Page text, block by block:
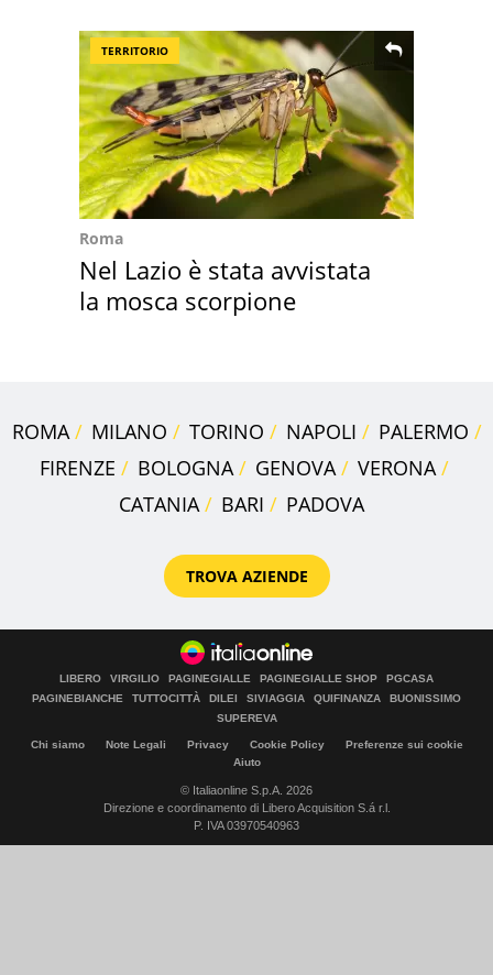
TERRITORIO
Roma
Nel Lazio è stata avvistata
la mosca scorpione
ROMA MILANO TORINO NAPOLI
PALERMO
FIRENZE
BOLOGNA GENOVA
VERONA
CATANIA
BARI PADOVA
TROVA AZIENDE
LIBERO VIRGILIO PAGINEGIALLE PAGINEGIALLE SHOP
PGCASA
PAGINEBIANCHE
TUTTOCITTÀ DILEI SIVIAGGIA QUIFINANZA
BUONISSIMO
SUPEREVA
Chi siamo Note Legali Privacy Cookie Policy
Preferenze sui cookie
Aiuto
© Italiaonline S.p.A. 2026
Direzione e coordinamento di Libero Acquisition S.á r.l.
P. IVA 03970540963